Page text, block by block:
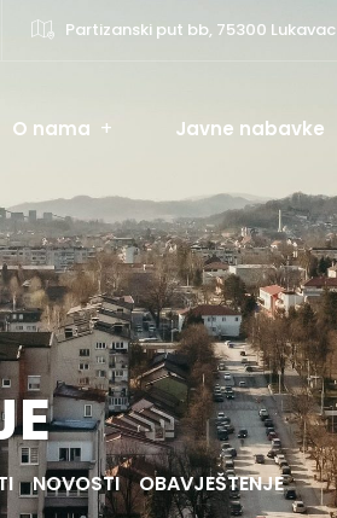
Partizanski put bb, 75300 Lukavac
O nama Javne nabavke
NOVOSTI OBAVJEŠTENJE